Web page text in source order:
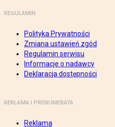
REGULAMIN
Polityka Prywatności
Zmiana ustawień zgód
Regulamin serwisu
Informacje o nadawcy
Deklaracja dostępności
REKLAMA I PRENUMERATA
Reklama